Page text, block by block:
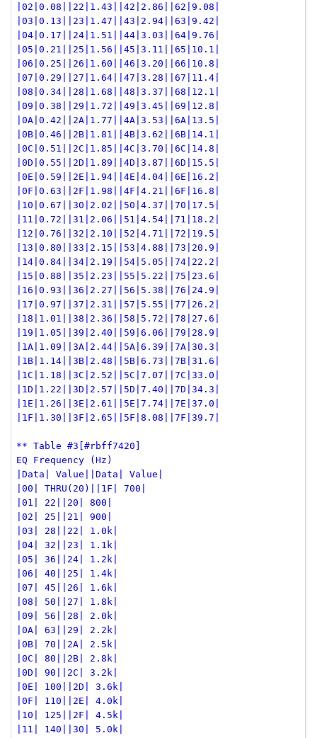
|02|0.08||22|1.43||42|2.86||62|9.08|
|03|0.13||23|1.47||43|2.94||63|9.42|
|04|0.17||24|1.51||44|3.03||64|9.76|
|05|0.21||25|1.56||45|3.11||65|10.1|
|06|0.25||26|1.60||46|3.20||66|10.8|
|07|0.29||27|1.64||47|3.28||67|11.4|
|08|0.34||28|1.68||48|3.37||68|12.1|
|09|0.38||29|1.72||49|3.45||69|12.8|
|0A|0.42||2A|1.77||4A|3.53||6A|13.5|
|0B|0.46||2B|1.81||4B|3.62||6B|14.1|
|0C|0.51||2C|1.85||4C|3.70||6C|14.8|
|0D|0.55||2D|1.89||4D|3.87||6D|15.5|
|0E|0.59||2E|1.94||4E|4.04||6E|16.2|
|0F|0.63||2F|1.98||4F|4.21||6F|16.8|
|10|0.67||30|2.02||50|4.37||70|17.5|
|11|0.72||31|2.06||51|4.54||71|18.2|
|12|0.76||32|2.10||52|4.71||72|19.5|
|13|0.80||33|2.15||53|4.88||73|20.9|
|14|0.84||34|2.19||54|5.05||74|22.2|
|15|0.88||35|2.23||55|5.22||75|23.6|
|16|0.93||36|2.27||56|5.38||76|24.9|
|17|0.97||37|2.31||57|5.55||77|26.2|
|18|1.01||38|2.36||58|5.72||78|27.6|
|19|1.05||39|2.40||59|6.06||79|28.9|
|1A|1.09||3A|2.44||5A|6.39||7A|30.3|
|1B|1.14||3B|2.48||5B|6.73||7B|31.6|
|1C|1.18||3C|2.52||5C|7.07||7C|33.0|
|1D|1.22||3D|2.57||5D|7.40||7D|34.3|
|1E|1.26||3E|2.61||5E|7.74||7E|37.0|
|1F|1.30||3F|2.65||5F|8.08||7F|39.7|
** Table #3[#rbff7420]
EQ Frequency (Hz)
|Data| Value||Data| Value|
|00| THRU(20)||1F| 700|
|01| 22||20| 800|
|02| 25||21| 900|
|03| 28||22| 1.0k|
|04| 32||23| 1.1k|
|05| 36||24| 1.2k|
|06| 40||25| 1.4k|
|07| 45||26| 1.6k|
|08| 50||27| 1.8k|
|09| 56||28| 2.0k|
|0A| 63||29| 2.2k|
|0B| 70||2A| 2.5k|
|0C| 80||2B| 2.8k|
|0D| 90||2C| 3.2k|
|0E| 100||2D| 3.6k|
|0F| 110||2E| 4.0k|
|10| 125||2F| 4.5k|
|11| 140||30| 5.0k|